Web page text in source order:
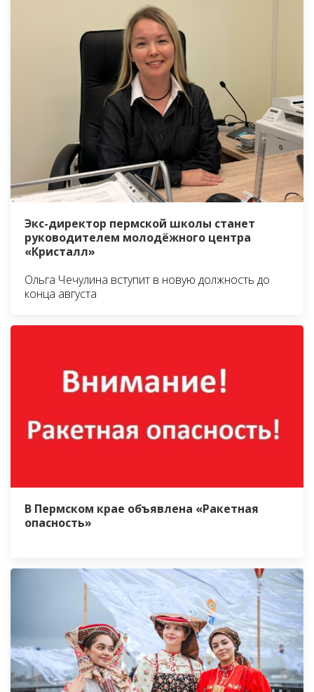
Экс-директор пермской школы станет
руководителем молодёжного центра
«Кристалл»
Ольга Чечулина вступит в новую должность до
конца августа
В Пермском крае объявлена «Ракетная
опасность»